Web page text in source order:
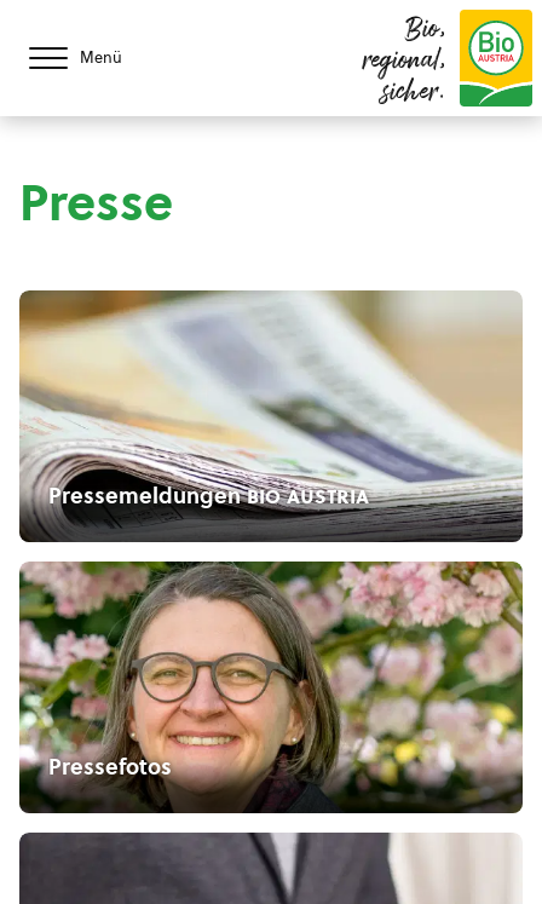
Menü
Bio,
regional,
sicher.
Presse
Pressemeldungenbio austria
Pressefotos